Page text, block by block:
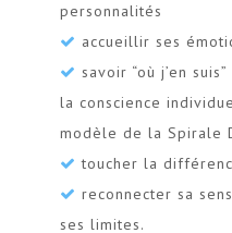
personnalités
accueillir ses
savoir “où j’en
la conscience
modèle de la Spirale
toucher la
reconnecter sa
ses limites.